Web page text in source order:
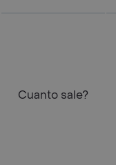
Cuanto sale?